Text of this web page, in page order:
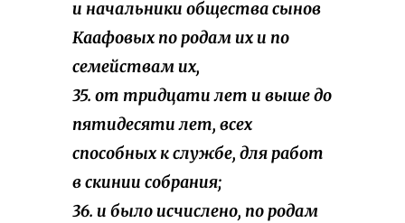
и начальники общества сынов
Каафовых по родам их и по
семействам их,
35. от тридцати лет и выше до
пятидесяти лет, всех
способных к службе, для работ
в скинии собрания;
36. и было исчислено, по родам